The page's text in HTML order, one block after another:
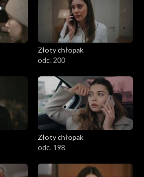
Złoty chłopak
odc. 200
Złoty chłopak
odc. 198